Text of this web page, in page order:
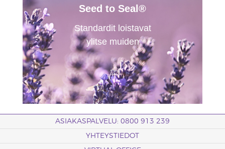
Seed to Seal®
Standardit loistavat
ylitse muiden
ASIAKASPALVELU: 0800 913 239
YHTEYSTIEDOT